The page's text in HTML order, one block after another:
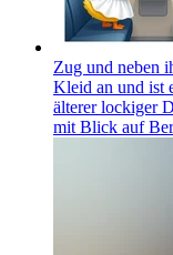
Zug und neben
Kleid an und ist
älterer lockiger
mit Blick auf